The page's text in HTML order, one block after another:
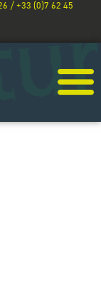
/ +33 (0)7 62 45